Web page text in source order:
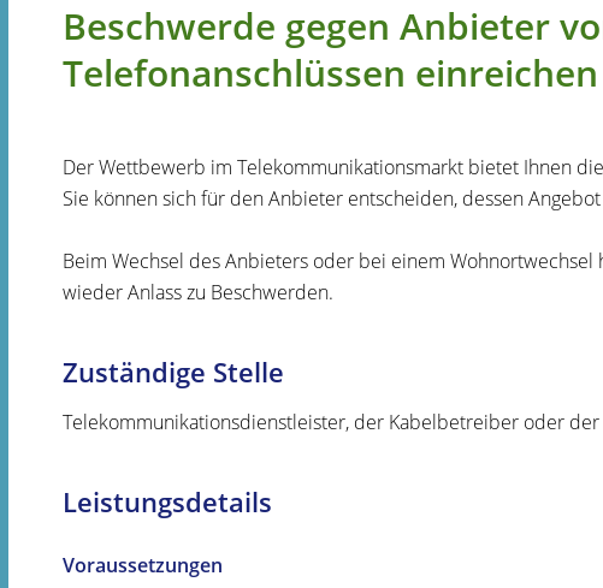
Beschwerde gegen Anbieter
Telefonanschlüssen einreichen
Der Wettbewerb im Telekommunikationsmarkt bietet Ihnen
Sie können sich für den Anbieter entscheiden, dessen
Beim Wechsel des Anbieters oder bei einem
wieder Anlass zu Beschwerden.
Zuständige Stelle
Telekommunikationsdienstleister, der Kabelbetreiber oder
Leistungsdetails
Voraussetzungen